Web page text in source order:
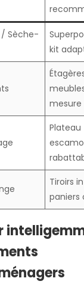
Sèche-
kit
mesure
Plateau
Tiroirs
paniers